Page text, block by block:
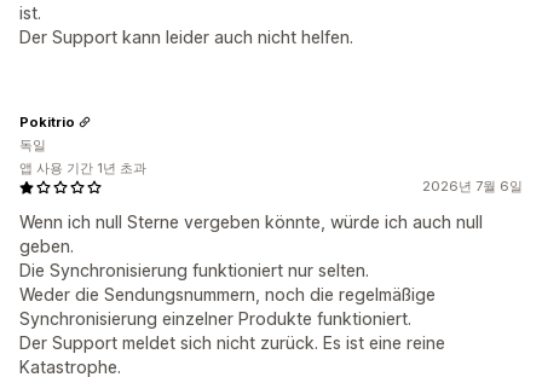
ist.
Der Support kann leider auch nicht helfen.
2026년 7월 6일
Wenn ich null Sterne vergeben könnte, würde ich auch null
geben.
Die Synchronisierung funktioniert nur selten.
Weder die Sendungsnummern, noch die regelmäßige
Synchronisierung einzelner Produkte funktioniert.
Der Support meldet sich nicht zurück. Es ist eine reine
Katastrophe.
Pokitrio
독일
앱 사용 기간 1년 초과